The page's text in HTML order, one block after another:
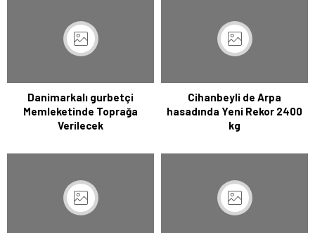
Danimarkalı gurbetçi
Memleketinde Toprağa
Verilecek
Cihanbeyli de Arpa
hasadında Yeni Rekor 2400
kg